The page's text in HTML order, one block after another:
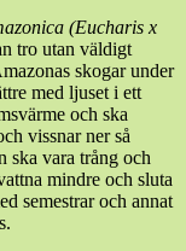
(Eucharis x
tro utan väldigt
skogar under
med ljuset i ett
och ska
vissnar ner så
ska vara trång och
mindre och sluta
semestrar och annat